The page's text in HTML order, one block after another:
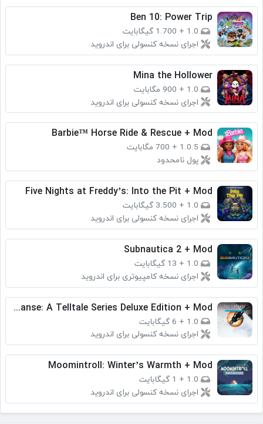
Ben 10: Power Trip
1.0
+ 1.700 گیگابایت
اجرای نسخه کنسولی برای اندروید
Mina the Hollower
1.0
+ 900 مگابایت
اجرای نسخه کنسولی برای اندروید
Barbie™ Horse Ride & Rescue + Mod
1.0.5
+ 700 مگابایت
پول نامحدود
Five Nights at Freddy’s: Into the Pit + Mod
1.0
+ 3.500 گیگابایت
اجرای نسخه کنسولی برای اندروید
Subnautica 2 + Mod
1.0
+ 13 گیگابایت
اجرای نسخه کامپیوتری برای اندروید
The Expanse: A Telltale Series Deluxe Edition + Mod
1.0
+ 6 گیگابایت
اجرای نسخه کنسولی برای اندروید
Moomintroll: Winter’s Warmth + Mod
1.0
+ 1 گیگابایت
اجرای نسخه کنسولی برای اندروید